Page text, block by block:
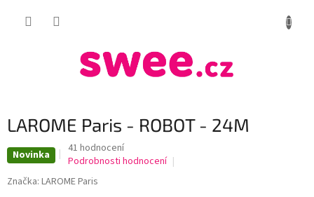
LAROME Paris - ROBOT - 24M
Novinka
Průměrné
hodnocení
produktu
je
41 hodnocení
Podrobnosti hodnocení
Značka: LAROME Paris